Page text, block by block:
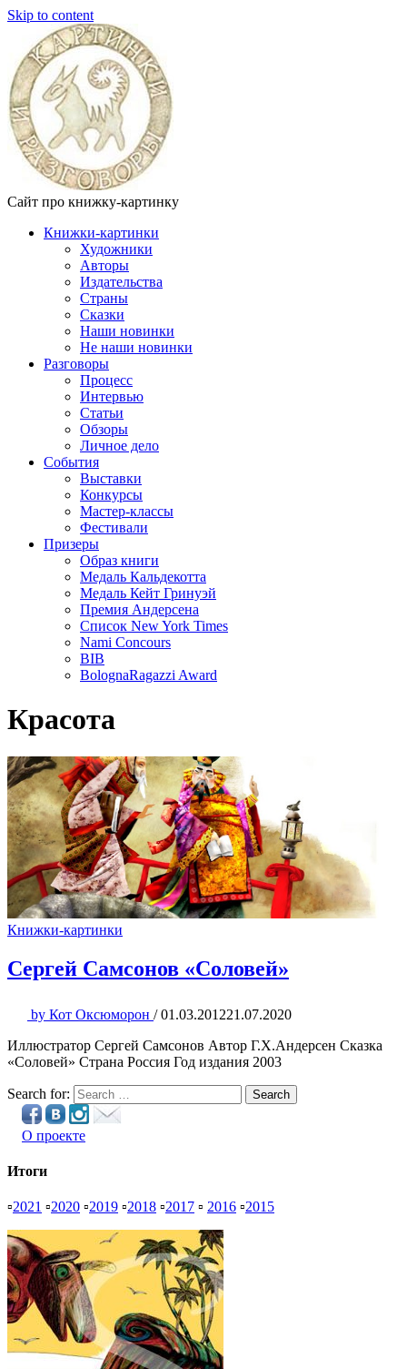
Skip to content
Сайт про книжку-картинку
Книжки-картинки
Художники
Авторы
Издательства
Страны
Сказки
Наши новинки
Не наши новинки
Разговоры
Процесс
Интервью
Статьи
Обзоры
Личное дело
События
Выставки
Конкурсы
Мастер-классы
Фестивали
Призеры
Образ книги
Медаль Кальдекотта
Медаль Кейт Гринуэй
Премия Андерсена
Список New York Times
Nami Concours
BIB
BolognaRagazzi Award
Красота
Книжки-картинки
Сергей Самсонов «Соловей»
by Кот Оксюморон / 01.03.201221.07.2020
Иллюстратор Сергей Самсонов Автор Г.Х.Андерсен Сказка
«Соловей» Страна Россия Год издания 2003
Search for: Search
О проекте
Итоги
▫2021 ▫2020 ▫2019 ▫2018 ▫2017 ▫ 2016 ▫2015